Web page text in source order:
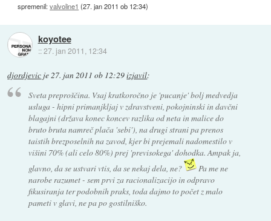
spremenil:valvoline1 (27. jan 2011 ob 12:34)
koyotee
::27. jan 2011, 12:34
djordjevic je 27. jan 2011 ob 12:29izjavil:
Sveta preproščina. Vsaj kratkoročno je 'pucanje' bolj medvedja
usluga - hipni primanjkljaj v zdravstveni, pokojninski in davčni
blagajni (država konec koncev razlika od neta in malice do
bruto bruta namreč plača 'sebi'), na drugi strani pa prenos
taistih brezposelnih na zavod, kjer bi prejemali nadomestilo v
višini 70% (ali celo 80%) prej 'previsokega' dohodka. Ampak ja,
glavno, da se ustvari vtis, da se nekaj dela, ne?
Pa me ne
narobe razumet - sem prvi za racionalizacijo in odpravo
fikusiranja ter podobnih praks, toda dajmo to počet z malo
pameti v glavi, ne pa po gostilniško.